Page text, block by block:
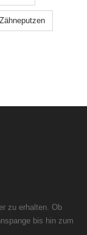
Zähneputzen
zu erhalten. Ob
bis hin zum